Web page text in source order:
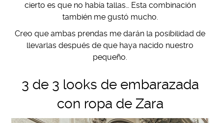
cierto es que no había tallas… Esta combinación
también me gustó mucho.
Creo que ambas prendas me darán la posibilidad de
llevarlas después de que haya nacido nuestro
pequeño.
3 de 3 looks de embarazada
con ropa de Zara